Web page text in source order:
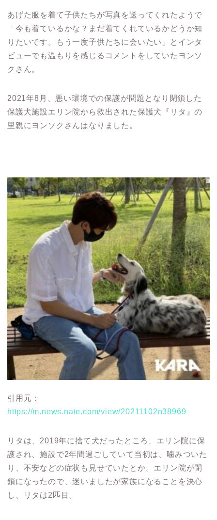
あげた服を着て子供たちが写真を送ってくれたようで
「今も着ているかな？まだ着てくれているかどうか知
りたいです。もう一度子供たちに会いたい」とインタ
ビューでも温もりを感じるコメントをしていたヨンソ
クさん。
2021年8月、悪い環境での保護が問題となり閉鎖した
保護犬施設エリン院から救出された保護犬『リタ』の
里親にヨンソクさんはなりました。
引用元：
https://m.news.nate.com/view/20211102n38969
リタは、2019年に捨て犬だったところ、エリン院に保
護され、施設で2年間過ごしていて当初は、噛みついた
り、不安などの症状も見せていたとか。 エリン院が閉
鎖になったので、迷いましたが家族になることを決心
し、リタは2匹目。